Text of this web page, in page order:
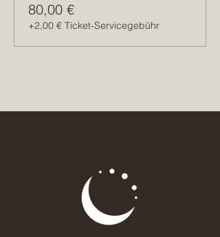
80,00 €
+2,00 € Ticket-Servicegebühr